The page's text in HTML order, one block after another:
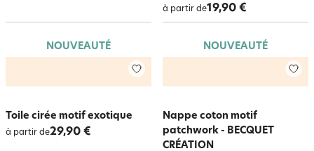
à partir de19,90 €
NOUVEAUTÉ
Toile cirée motif exotique
à partir de29,90 €
NOUVEAUTÉ
Nappe coton motif
patchwork - BECQUET
CRÉATION